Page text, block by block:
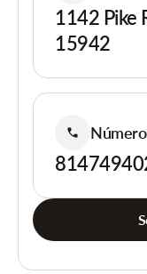
1142 Pike
15942